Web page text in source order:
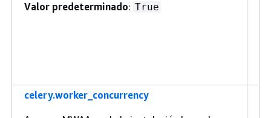
Valor predeterminado: True
celery.worker_concurrency